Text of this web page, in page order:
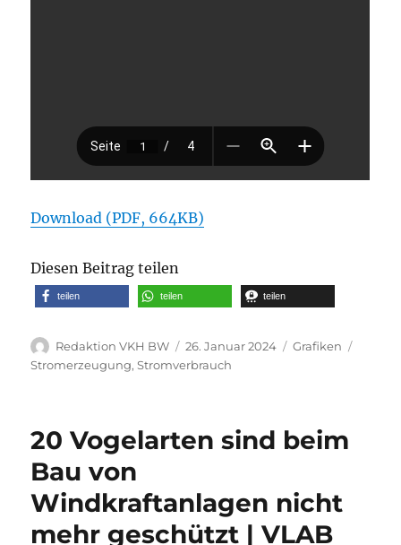
Download (PDF, 664KB)
Diesen Beitrag teilen
teilen teilen teilen
Autor
Redaktion VKH BW
Veröffentlicht
am
26. Januar 2024 Kategorien
Grafiken
Stromerzeugung,Stromverbrauch
20 Vogelarten sind beim
Bau von
Windkraftanlagen nicht
mehr geschützt | VLAB